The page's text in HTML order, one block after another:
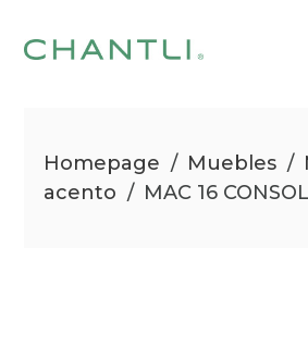
Homepage / Muebles /
acento / MAC 16